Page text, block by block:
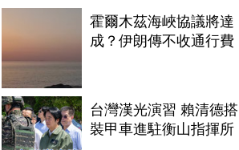
霍爾木茲海峽協議將達
成？伊朗傳不收通行費
台灣漢光演習 賴清德搭
裝甲車進駐衡山指揮所